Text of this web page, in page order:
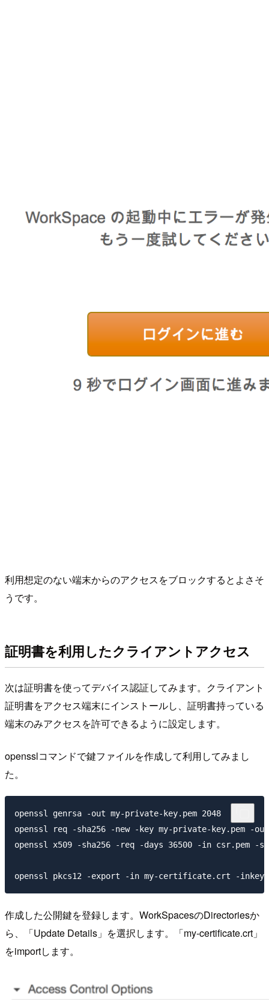
利用想定のない端末からのアクセスをブロックするとよさそ
うです。
証明書を利用したクライアントアクセス
次は証明書を使ってデバイス認証してみます。クライアント
証明書をアクセス端末にインストールし、証明書持っている
端末のみアクセスを許可できるように設定します。
opensslコマンドで鍵ファイルを作成して利用してみまし
た。
openssl genrsa -out my-private-key.pem 2048
openssl req -sha256 -new -key my-private-key.pem -out
openssl x509 -sha256 -req -days 36500 -in csr.pem
作成した公開鍵を登録します。WorkSpacesのDirectoriesか
ら、「Update Details」を選択します。「my-certificate.crt」
をimportします。